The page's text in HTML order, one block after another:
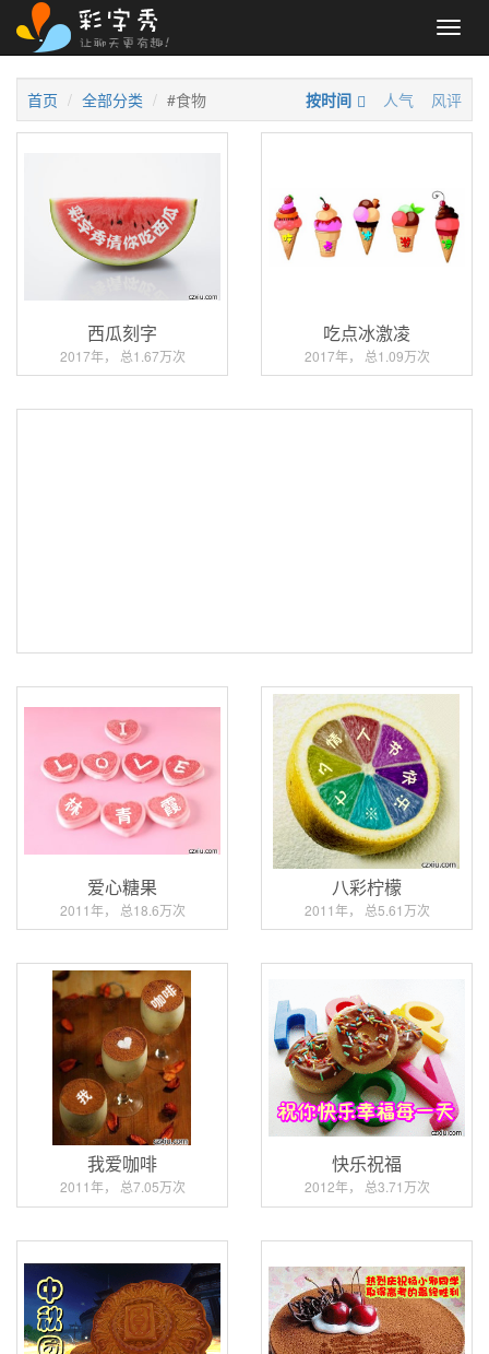
首页 全部分类 #食物 按时间 人气 风评
西瓜刻字
2017年， 总1.67万次
吃点冰激凌
2017年， 总1.09万次
爱心糖果
2011年， 总18.6万次
八彩柠檬
2011年， 总5.61万次
我爱咖啡
2011年， 总7.05万次
快乐祝福
2012年， 总3.71万次